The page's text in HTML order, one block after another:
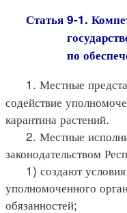
Статья 9-1.
по
1. Местные
содействие
карантина растений.
2. Местные
законодательством
1) создают условия
уполномоченного
обязанностей;